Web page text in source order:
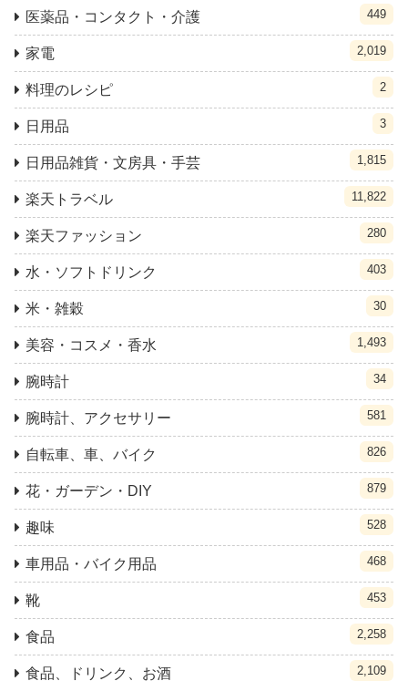
医薬品・コンタクト・介護 449
家電 2,019
料理のレシピ 2
日用品 3
日用品雑貨・文房具・手芸 1,815
楽天トラベル 11,822
楽天ファッション 280
水・ソフトドリンク 403
米・雑穀 30
美容・コスメ・香水 1,493
腕時計 34
腕時計、アクセサリー 581
自転車、車、バイク 826
花・ガーデン・DIY 879
趣味 528
車用品・バイク用品 468
靴 453
食品 2,258
食品、ドリンク、お酒 2,109